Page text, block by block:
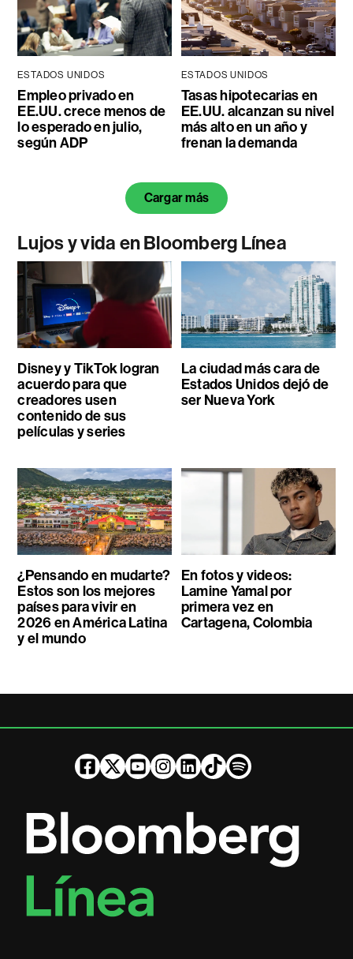
ESTADOS UNIDOS
Empleo privado en
EE.UU. crece menos de
lo esperado en julio,
según ADP
ESTADOS UNIDOS
Tasas hipotecarias en
EE.UU. alcanzan su nivel
más alto en un año y
frenan la demanda
Cargar más
Lujos y vida en Bloomberg Línea
Disney y TikTok logran
acuerdo para que
creadores usen
contenido de sus
películas y series
La ciudad más cara de
Estados Unidos dejó de
ser Nueva York
¿Pensando en mudarte?
Estos son los mejores
países para vivir en
2026 en América Latina
y el mundo
En fotos y videos:
Lamine Yamal por
primera vez en
Cartagena, Colombia